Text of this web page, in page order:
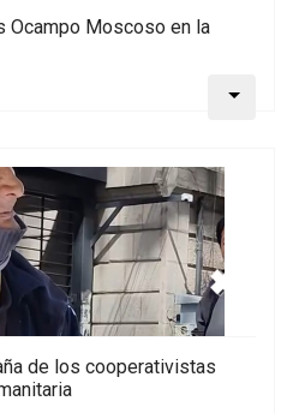
Ocampo Moscoso en la
de los cooperativistas